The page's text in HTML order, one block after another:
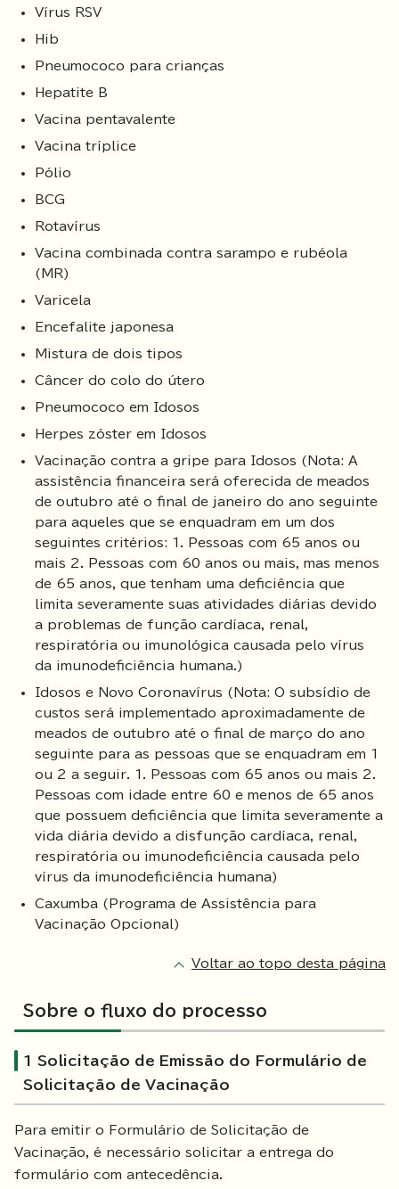
Vírus RSV
Hib
Pneumococo para crianças
Hepatite B
Vacina pentavalente
Vacina tríplice
Pólio
BCG
Rotavírus
Vacina combinada contra sarampo e rubéola
(MR)
Varicela
Encefalite japonesa
Mistura de dois tipos
Câncer do colo do útero
Pneumococo em Idosos
Herpes zóster em Idosos
Vacinação contra a gripe para Idosos (Nota: A
assistência financeira será oferecida de meados
de outubro até o final de janeiro do ano seguinte
para aqueles que se enquadram em um dos
seguintes critérios: 1. Pessoas com 65 anos ou
mais 2. Pessoas com 60 anos ou mais, mas menos
de 65 anos, que tenham uma deficiência que
limita severamente suas atividades diárias devido
a problemas de função cardíaca, renal,
respiratória ou imunológica causada pelo vírus
da imunodeficiência humana.)
Idosos e Novo Coronavírus (Nota: O subsídio de
custos será implementado aproximadamente de
meados de outubro até o final de março do ano
seguinte para as pessoas que se enquadram em 1
ou 2 a seguir. 1. Pessoas com 65 anos ou mais 2.
Pessoas com idade entre 60 e menos de 65 anos
que possuem deficiência que limita severamente a
vida diária devido a disfunção cardíaca, renal,
respiratória ou imunodeficiência causada pelo
vírus da imunodeficiência humana)
Caxumba (Programa de Assistência para
Vacinação Opcional)
Voltar ao topo desta página
Sobre o fluxo do processo
1 Solicitação de Emissão do Formulário de
Solicitação de Vacinação
Para emitir o Formulário de Solicitação de
Vacinação, é necessário solicitar a entrega do
formulário com antecedência.